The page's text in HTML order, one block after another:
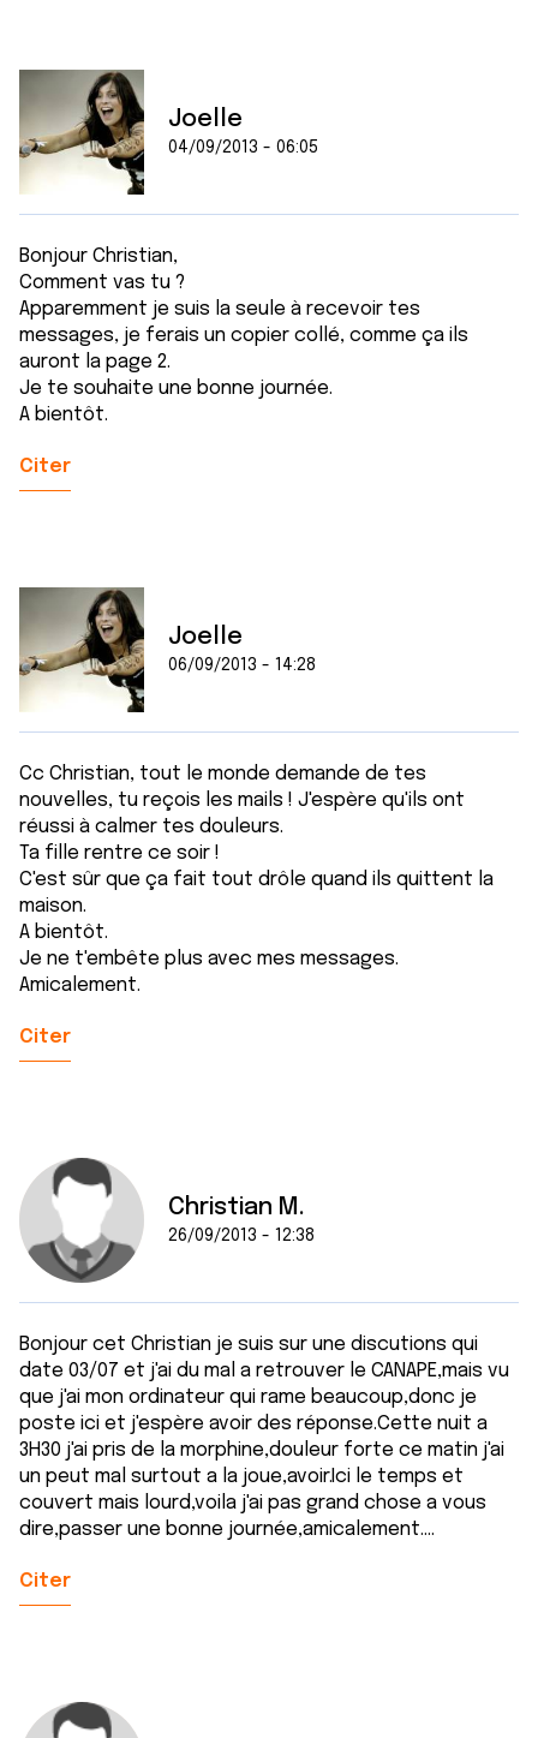
Joelle
04/09/2013 - 06:05
Bonjour Christian,
Comment vas tu ?
Apparemment je suis la seule à recevoir tes
messages, je ferais un copier collé, comme ça ils
auront la page 2.
Je te souhaite une bonne journée.
A bientôt.
Citer
Joelle
06/09/2013 - 14:28
Cc Christian, tout le monde demande de tes
nouvelles, tu reçois les mails ! J'espère qu'ils ont
réussi à calmer tes douleurs.
Ta fille rentre ce soir !
C'est sûr que ça fait tout drôle quand ils quittent la
maison.
A bientôt.
Je ne t'embête plus avec mes messages.
Amicalement.
Citer
Christian M.
26/09/2013 - 12:38
Bonjour cet Christian je suis sur une discutions qui
date 03/07 et j'ai du mal a retrouver le CANAPE,mais vu
que j'ai mon ordinateur qui rame beaucoup,donc je
poste ici et j'espère avoir des réponse.Cette nuit a
3H30 j'ai pris de la morphine,douleur forte ce matin j'ai
un peut mal surtout a la joue,avoir.Ici le temps et
couvert mais lourd,voila j'ai pas grand chose a vous
dire,passer une bonne journée,amicalement....
Citer